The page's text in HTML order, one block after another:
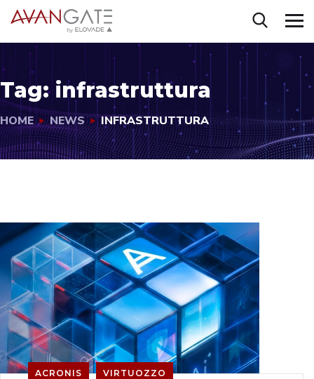
Tag: infrastruttura
HOME NEWS INFRASTRUTTURA
ACRONIS VIRTUOZZO